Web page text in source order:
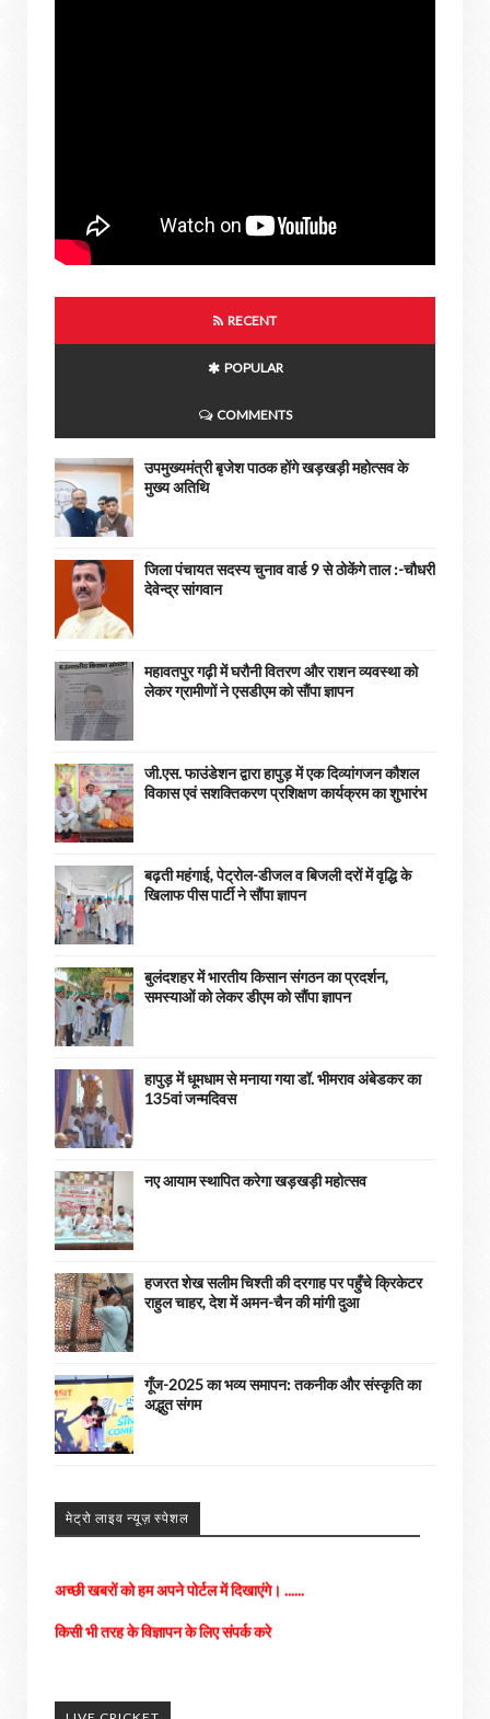
RECENT
POPULAR
COMMENTS
उपमुख्यमंत्री बृजेश पाठक होंगे खड़खड़ी महोत्सव के
मुख्य अतिथि
जिला पंचायत सदस्य चुनाव वार्ड 9 से ठोकेंगे ताल :-चौधरी
देवेन्द्र सांगवान
महावतपुर गढ़ी में घरौनी वितरण और राशन व्यवस्था को
लेकर ग्रामीणों ने एसडीएम को सौंपा ज्ञापन
जी.एस. फाउंडेशन द्वारा हापुड़ में एक दिव्यांगजन कौशल
विकास एवं सशक्तिकरण प्रशिक्षण कार्यक्रम का शुभारंभ
बढ़ती महंगाई, पेट्रोल-डीजल व बिजली दरों में वृद्धि के
खिलाफ पीस पार्टी ने सौंपा ज्ञापन
बुलंदशहर में भारतीय किसान संगठन का प्रदर्शन,
समस्याओं को लेकर डीएम को सौंपा ज्ञापन
हापुड़ में धूमधाम से मनाया गया डॉ. भीमराव अंबेडकर का
135वां जन्मदिवस
नए आयाम स्थापित करेगा खड़खड़ी महोत्सव
हजरत शेख सलीम चिश्ती की दरगाह पर पहुँचे क्रिकेटर
राहुल चाहर, देश में अमन-चैन की मांगी दुआ
गूँज-2025 का भव्य समापन: तकनीक और संस्कृति का
अद्भुत संगम
मेट्रो लाइव न्यूज़ स्पेशल
अच्छी खबरों को हम अपने पोर्टल में दिखाएंगे। ......